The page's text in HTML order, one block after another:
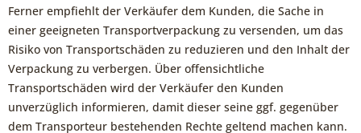
Ferner empfiehlt der Verkäufer dem Kunden, die Sache in
einer geeigneten Transportverpackung zu versenden, um das
Risiko von Transportschäden zu reduzieren und den Inhalt der
Verpackung zu verbergen. Über offensichtliche
Transportschäden wird der Verkäufer den Kunden
unverzüglich informieren, damit dieser seine ggf. gegenüber
dem Transporteur bestehenden Rechte geltend machen kann.